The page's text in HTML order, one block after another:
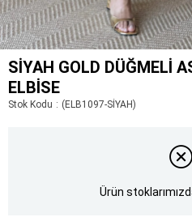
SIYAH GOLD DÜĞMELI
ELBISE
Stok Kodu (ELB1097-SİYAH)
Ürün